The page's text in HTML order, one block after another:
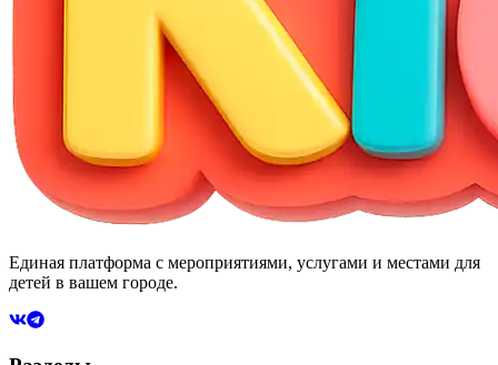
Единая платформа с мероприятиями, услугами и местами для
детей в вашем городе.